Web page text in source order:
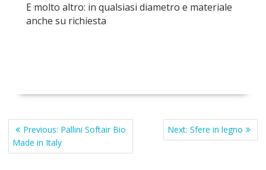
E molto altro: in qualsiasi diametro e materiale
anche su richiesta
Navigazione
articoli
Previous: Previous
post:
Pallini Softair Bio
Made in Italy
Next: Next
post:
Sfere in legno